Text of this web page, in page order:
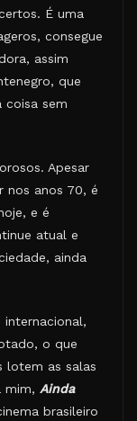
É uma
consegue
assim
que
coisa sem
Apesar
nos anos 70, é
e é
atual e
ainda
o que
lotem as salas
mim, Ainda
brasileiro